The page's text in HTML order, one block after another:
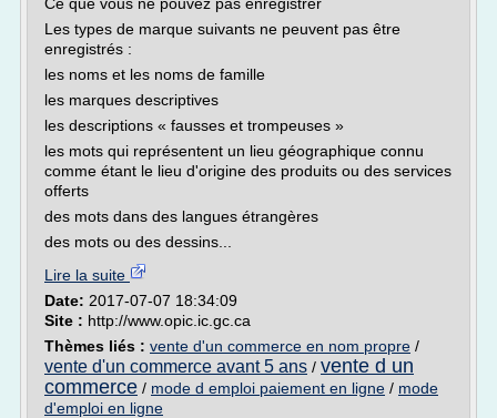
Les types de marque suivants ne peuvent pas être
enregistrés :
les noms et les noms de famille
les marques descriptives
les descriptions « fausses et trompeuses »
les mots qui représentent un lieu géographique connu
comme étant le lieu d'origine des produits ou des services
offerts
des mots dans des langues étrangères
des mots ou des dessins...
Lire la suite
Date: 2017-07-07 18:34:09
Site : http://www.opic.ic.gc.ca
Thèmes liés : vente d'un commerce en nom propre /
vente d'un commerce avant 5 ans / vente d un
commerce / mode d emploi paiement en ligne / mode
d'emploi en ligne